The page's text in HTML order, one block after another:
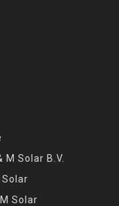
Solar B.V.
Solar